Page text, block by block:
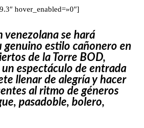
hover_enabled=»0″]
venezolana se hará
genuino estilo cañonero en
de la Torre BOD,
espectáculo de entrada
llenar de alegría y hacer
al ritmo de géneros
pasadoble, bolero,